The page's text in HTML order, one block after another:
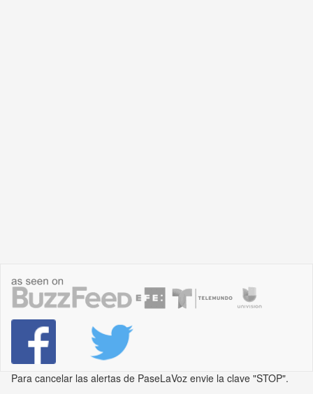
Para cancelar las alertas de PaseLaVoz envie la clave "STOP".